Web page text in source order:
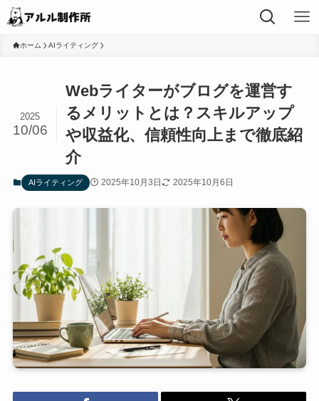
ホーム AIライティング
Webライターがブログを運営す
るメリットとは？スキルアップ
や収益化、信頼性向上まで徹底紹
介
2025
10/06
AIライティング 2025年10月3日 2025年10月6日